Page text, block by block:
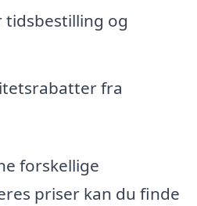
og
fra
forskellige
priser kan du finde